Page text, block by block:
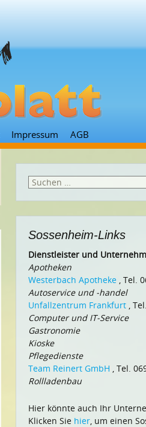
Impressum AGB
Suchen
Sossenheim-Links
Dienstleister und
Apotheken
Westerbach Apotheke , Tel.
Autoservice und -handel
Unfallzentrum Frankfurt ,
Computer und IT-Service
Gastronomie
Kioske
Pflegedienste
Team Reinert GmbH , Tel.
Rollladenbau
Hier könnte auch Ihr
Klicken Sie hier, um einen